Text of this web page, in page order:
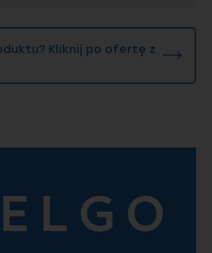
Kliknij po ofertę z